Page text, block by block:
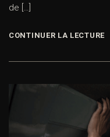
de […]
CONTINUER LA LECTURE